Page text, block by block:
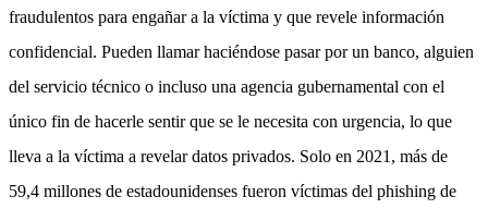
fraudulentos para engañar a la víctima y que revele información
confidencial. Pueden llamar haciéndose pasar por un banco, alguien
del servicio técnico o incluso una agencia gubernamental con el
único fin de hacerle sentir que se le necesita con urgencia, lo que
lleva a la víctima a revelar datos privados. Solo en 2021, más de
59,4 millones de estadounidenses fueron víctimas del phishing de